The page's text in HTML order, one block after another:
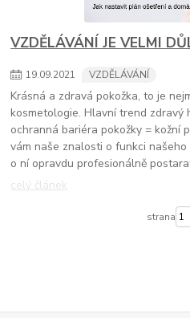
VZDĚLÁVÁNÍ JE VELMI
19.09.2021 VZDĚLÁVÁNÍ
Krásná a zdravá pokožka, to je
kosmetologie. Hlavní trend zdravý
ochranná bariéra pokožky = kožní
vám naše znalosti o funkci
o ní opravdu profesionálně
celý článek
strana